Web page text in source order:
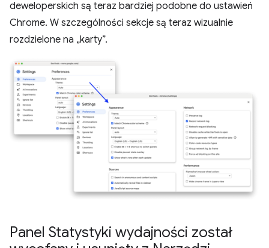
deweloperskich są teraz bardziej podobne do ustawień
Chrome. W szczególności sekcje są teraz wizualnie
rozdzielone na „karty”.
Panel Statystyki wydajności został